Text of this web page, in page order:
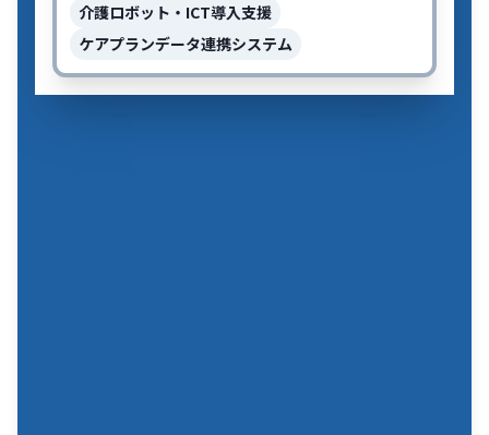
介護ロボット・ICT導入支援
ケアプランデータ連携システム